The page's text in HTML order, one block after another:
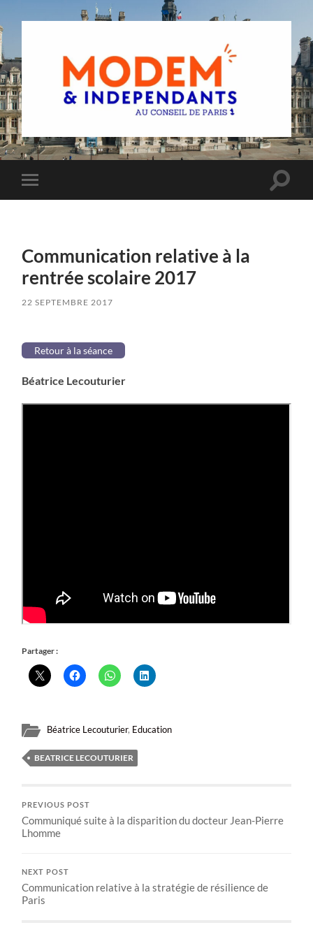
Groupe
MoDem
et
de
Toggle
mobile
Toggle
Communication relative à la
rentrée scolaire 2017
22 SEPTEMBRE 2017
Retour à la séance
Béatrice Lecouturier
Partager :
Béatrice Lecouturier, Education
BEATRICE LECOUTURIER
PREVIOUS POST
Communiqué suite à la disparition du docteur Jean-Pierre
Lhomme
NEXT POST
Communication relative à la stratégie de résilience de
Paris